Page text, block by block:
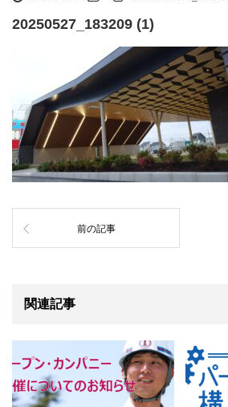
20250527_183209 (1)
前の記事
関連記事